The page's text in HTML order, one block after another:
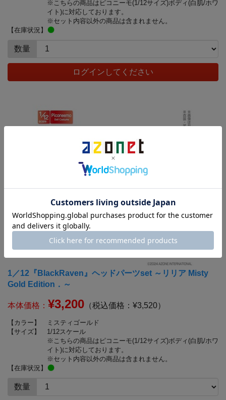
※こちらの商品はピコニーモ(1/12サイズ)ボディ(白肌/ホワ
イト)に対応しております。
※セット内容以外の商品は含まれません。
【在庫状況】
数量
ログインしてください
1／12『BlackRaven』ヘッドパーツset ～リリア Misty
Gold Edition．～
本体価格： ¥3,200 （税込価格：¥3,520）
【カラー】
ミスティゴールド
【サイズ】
1/12スケール
※こちらの商品はピコニーモ(1/12サイズ)ボディ(白肌/ホワ
イト)に対応しております。
※セット内容以外の商品は含まれません。
【在庫状況】
数量